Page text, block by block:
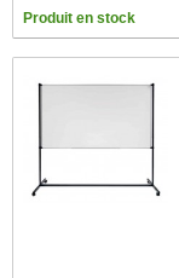
Produit en stock